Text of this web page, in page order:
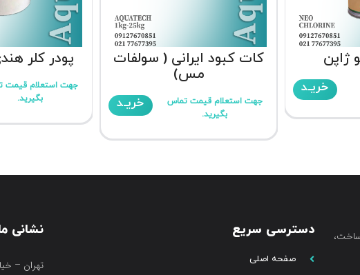
ژاپن
خریـد
کات کبود ایرانی ( سولفات
مس)
جهت استعلام قیمت تماس
بگیرید.
خریـد
پودر کلر
جهت استعلام قیمت
بگیرید.
دسترسی سریع
صفحه اصلی
نشانی
تهران –